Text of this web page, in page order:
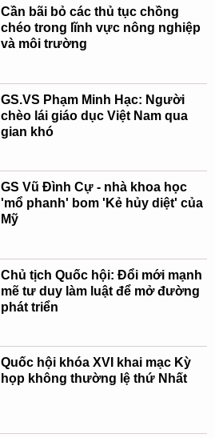
Cần bãi bỏ các thủ tục chồng
chéo trong lĩnh vực nông nghiệp
và môi trường
GS.VS Phạm Minh Hạc: Người
chèo lái giáo dục Việt Nam qua
gian khó
GS Vũ Đình Cự - nhà khoa học
'mổ phanh' bom 'Kẻ hủy diệt' của
Mỹ
Chủ tịch Quốc hội: Đổi mới mạnh
mẽ tư duy làm luật để mở đường
phát triển
Quốc hội khóa XVI khai mạc Kỳ
họp không thường lệ thứ Nhất